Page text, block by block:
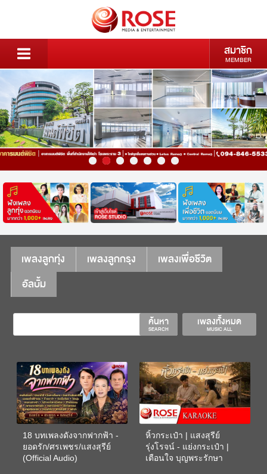
สมาชิก
MEMBER
เพลงลูกทุ่ง เพลงลูกกรุง
เพลงเพื่อชีวิต
อัลบั้ม
เพลงทั้งหมด
MUSIC ALL
ค้นหา
SEARCH
18 บทเพลงดังจากฟากฟ้า -
ยอดรัก/ศรเพชร/แสงสุรีย์
(Official Audio)
หิ้วกระเป๋า | แสงสุรีย์
รุ่งโรจน์ - แย่งกระเป๋า |
เตือนใจ บุญพระรักษา